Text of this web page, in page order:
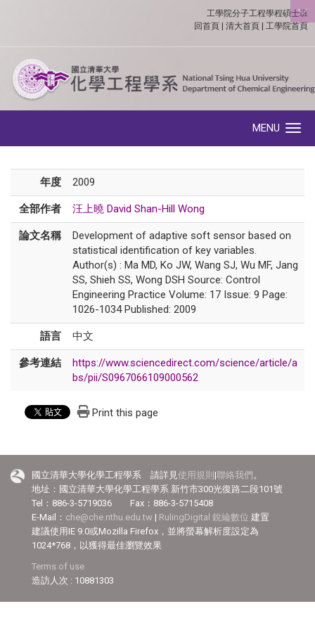
:::
工學院分子工程學程碩士班
回首頁
清大首頁 工學院首頁
MENU
年度 2009
全部作者 汪上曉 David Shan-Hill Wong
論文名稱
Development of adaptive soft sensor based on
statistical identification of key variables.
Author(s) : Ma MD, Ko JW, Wang SJ, Wu MF, Jang
SS, Shieh SS, Wong DSH Source: Control
Engineering Practice Volume: 17 Issue: 9 Page:
1026-1034 Published: 2009
語言 中文
參考連結
https://www.sciencedirect.com/science/article/a
bs/pii/S0967066109000562
Print this page
國立清華大學化學工程學系 請詳見使用規則 |聯絡我們 。
地址：國立清華大學化學工程學系 新竹市300光復路二段101號
Tel：886-3-5719036 Fax：886-3-5715408
E-Mail： che@che.nthu.edu.tw | RulingDigital 銳綸數位 建置
建議使用IE 9.0或Mozilla Firefox，並將螢幕解析度設定為
1024*768，以獲得最佳瀏覽效果
Terms of use
造訪人次 : 10881303